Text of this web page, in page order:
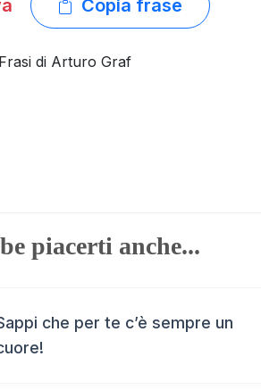
Copia frase
Frasi di Arturo Graf
piacerti anche...
che per te c’è sempre un